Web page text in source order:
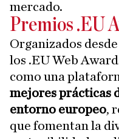
mercado.
Premios .EU
Organizados
los .EU Web
como una
mejores prácticas
entorno europeo,
que fomentan la